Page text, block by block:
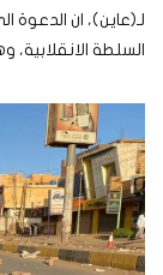
لـ(عاين)، ان
السلطة الانقلابية،